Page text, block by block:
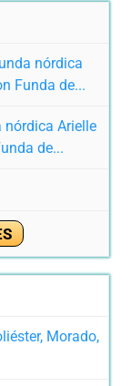
nórdica Arielle
de...